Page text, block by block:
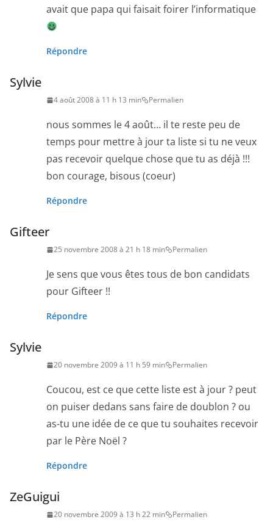
avait que papa qui faisait foirer l’informatique
Répondre
Sylvie
4 août 2008 à 11 h 13 min Permalien
nous sommes le 4 août… il te reste peu de
temps pour mettre à jour ta liste si tu ne veux
pas recevoir quelque chose que tu as déjà !!!
bon courage, bisous (coeur)
Répondre
Gifteer
25 novembre 2008 à 21 h 18 min Permalien
Je sens que vous êtes tous de bon candidats
pour Gifteer !!
Répondre
Sylvie
20 novembre 2009 à 11 h 59 min Permalien
Coucou, est ce que cette liste est à jour ? peut
on puiser dedans sans faire de doublon ? ou
as-tu une idée de ce que tu souhaites recevoir
par le Père Noël ?
Répondre
ZeGuigui
20 novembre 2009 à 13 h 22 min Permalien